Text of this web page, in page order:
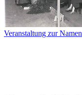
Veranstaltung zur